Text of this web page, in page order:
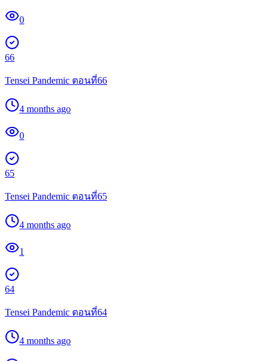
0
66
Tensei Pandemic ตอนที่66
4 months ago
0
65
Tensei Pandemic ตอนที่65
4 months ago
1
64
Tensei Pandemic ตอนที่64
4 months ago